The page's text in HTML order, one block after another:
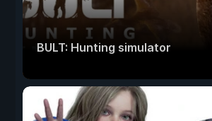
BULT: Hunting simulator